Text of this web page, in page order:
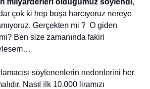
milyarderleri olduğumuz söylendi,
çok ki hep boşa harcıyoruz nereye
Gerçekten mi ? O giden
Ben size zamanında fakiri
söylenenlerin nedenlerini her
Nasıl ilk 10.000 liramızı